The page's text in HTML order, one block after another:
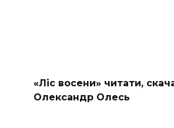
«Ліс восени» читати,
Олександр Олесь